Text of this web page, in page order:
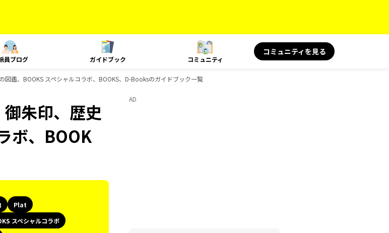
員ブログ ガイドブック コミュニティ
コミュニティを見る
鑑、BOOKS スペシャルコラボ、BOOKS、D-Booksのガイドブック一覧
朱印、歴史
ボ、BOOK
Plat
スペシャルコラボ
AD